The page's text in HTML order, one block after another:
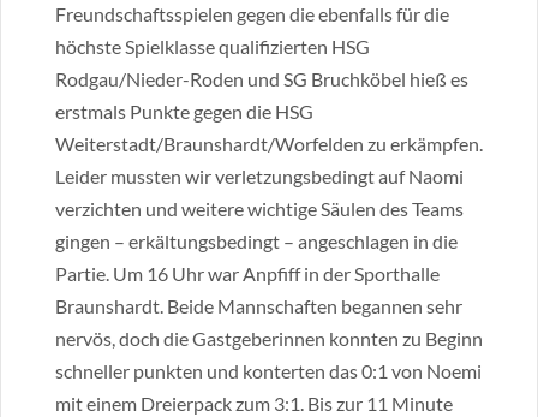
Freundschaftsspielen gegen die ebenfalls für die
höchste Spielklasse qualifizierten HSG
Rodgau/Nieder-Roden und SG Bruchköbel hieß es
erstmals Punkte gegen die HSG
Weiterstadt/Braunshardt/Worfelden zu erkämpfen.
Leider mussten wir verletzungsbedingt auf Naomi
verzichten und weitere wichtige Säulen des Teams
gingen – erkältungsbedingt – angeschlagen in die
Partie. Um 16 Uhr war Anpfiff in der Sporthalle
Braunshardt. Beide Mannschaften begannen sehr
nervös, doch die Gastgeberinnen konnten zu Beginn
schneller punkten und konterten das 0:1 von Noemi
mit einem Dreierpack zum 3:1. Bis zur 11 Minute